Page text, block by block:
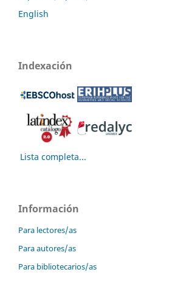
English
Indexación
Lista completa...
Información
Para lectores/as
Para autores/as
Para bibliotecarios/as